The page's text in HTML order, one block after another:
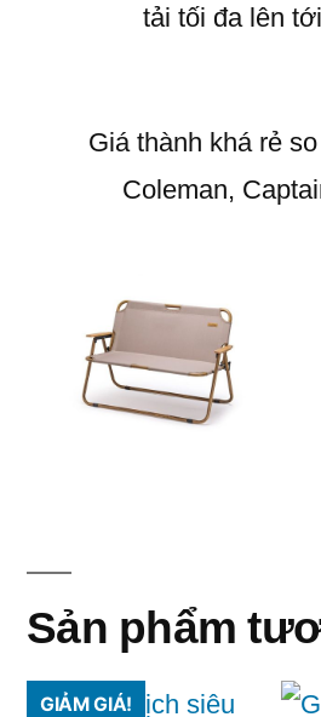
tải tối đa lên
Giá thành khá rẻ
Coleman,
Sản phẩm
GIẢM GIÁ!